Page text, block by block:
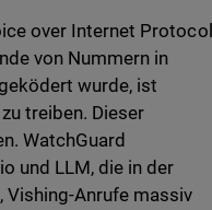
over Internet Protocol
von Nummern in
wurde, ist
treiben. Dieser
WatchGuard
und LLM, die in der
Vishing-Anrufe massiv